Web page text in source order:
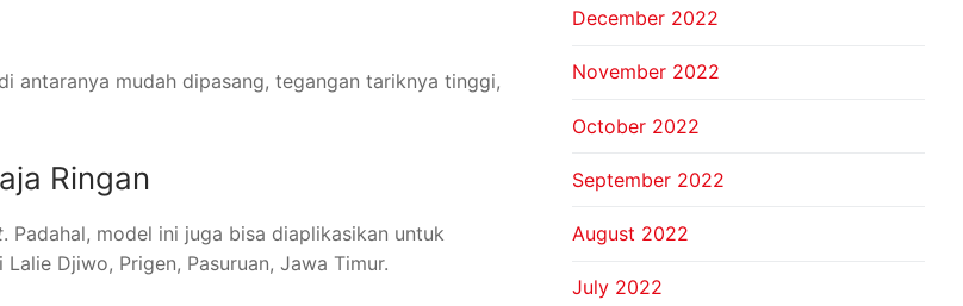
antaranya mudah dipasang, tegangan tariknya tinggi,
Ringan
. Padahal, model ini juga bisa diaplikasikan untuk
Djiwo, Prigen, Pasuruan, Jawa Timur.
December 2022
November 2022
October 2022
September 2022
August 2022
July 2022